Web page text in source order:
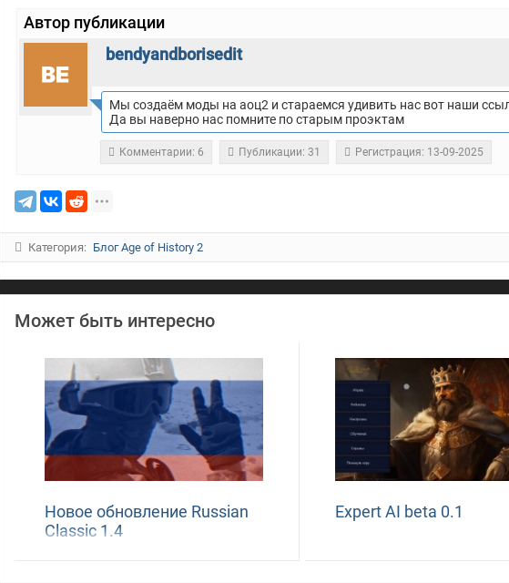
Автор публикации
bendyandborisedit
Мы создаём моды на аоц2 и стараемся удивить нас вот наши
Да вы наверно нас помните по старым проэктам
Комментарии: 6 Публикации: 31 Регистрация: 13-09-2025
Категория: Блог Age of History 2
Может быть интересно
Новое обновление Russian
Classic 1.4
Expert AI beta 0.1